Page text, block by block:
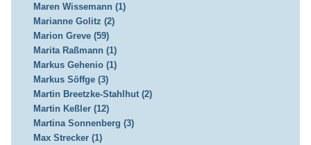
Maren Wissemann (1)
Marianne Golitz (2)
Marion Greve (59)
Marita Raßmann (1)
Markus Gehenio (1)
Markus Söffge (3)
Martin Breetzke-Stahlhut (2)
Martin Keßler (12)
Martina Sonnenberg (3)
Max Strecker (1)